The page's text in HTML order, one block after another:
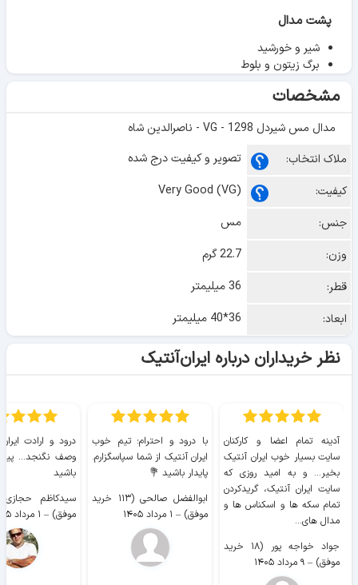
پشت مدال
شیر و خورشید
برگ زیتون و بلوط
مشخصات
مدال مس شیردل 1298 - VG - ناصرالدین شاه
ملاک انتخاب:
تصویر و کیفیت درج شده
کیفیت:
Very Good (VG)
جنس:
مس
وزن:
22.7 گرم
قطر:
36 میلیمتر
ابعاد:
36*40 میلیمتر
نظر خریداران درباره ایران‌آنتیک
آدینه تمام اعضا و کارکنان
سایت بسیار خوب ايران آنتیک
بخیر... و به امید روزی که
سایت ايران آنتیک، گریدکردن
تمام سکه ها و اسکناس ها و
مدال های...
جواد خواجه پور (۱۸ خرید
موفق) – ۹ مرداد ۱۴۰۵
با درود و احترام؛ تیم خوب
ایران آنتیک از شما سپاسگزارم.
پایدار باشید 💐
ابوالفضل صالحی (۱۱۳ خرید
موفق) – ۱ مرداد ۱۴۰۵
درود و ارادت
وصف نگنجد...
باشید
موفق) – ۱ مرداد ۱۴۰۵